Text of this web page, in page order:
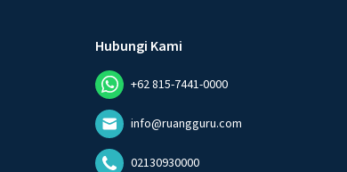
Hubungi Kami
+62 815-7441-0000
info@ruangguru.com
02130930000